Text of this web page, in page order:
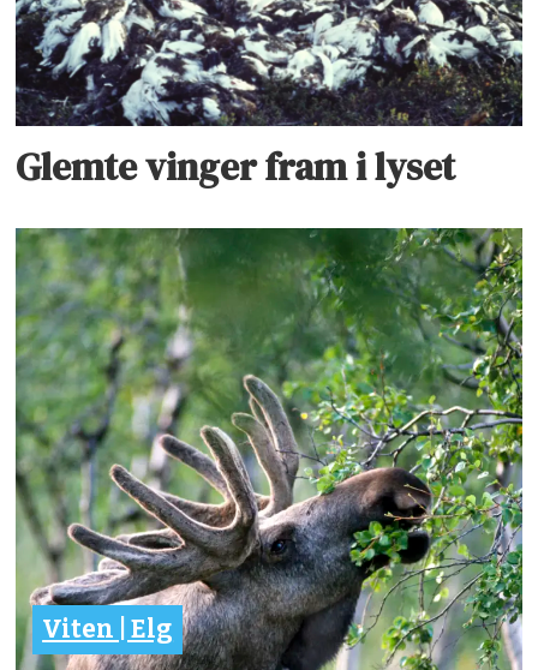
Mathiesen ved Høgskolen i Innlandet.
Glemte vinger fram i lyset
Viten | Elg